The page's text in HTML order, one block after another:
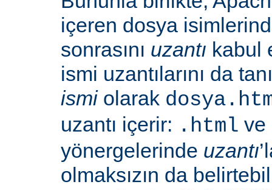
içeren dosya
sonrasını uzantı kabul
ismi uzantılarını da
ismiolarak
uzantı içerir: .html ve
yönergelerinde uzantı
olmaksızın da